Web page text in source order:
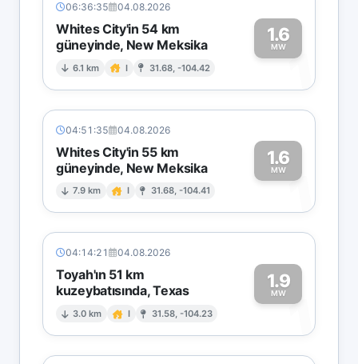
06:36:35 04.08.2026
Whites City'in 54 km
güneyinde, New Meksika
6.1 km I 31.68, -104.42
1.6
MW1
04:51:35 04.08.2026
Whites City'in 55 km
güneyinde, New Meksika
7.9 km I 31.68, -104.41
1.6
MW1
04:14:21 04.08.2026
Toyah'ın 51 km
kuzeybatısında, Texas
3.0 km I 31.58, -104.23
1.9
MW1